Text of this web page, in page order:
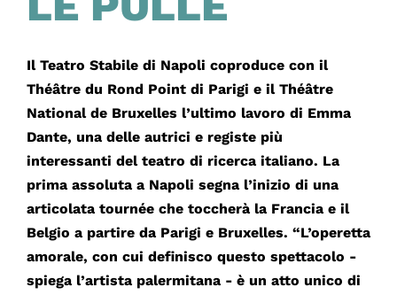
Il Teatro Stabile di Napoli coproduce con il
Théâtre du Rond Point di Parigi e il Théâtre
National de Bruxelles l’ultimo lavoro di Emma
Dante, una delle autrici e registe più
interessanti del teatro di ricerca italiano. La
prima assoluta a Napoli segna l’inizio di una
articolata tournée che toccherà la Francia e il
Belgio a partire da Parigi e Bruxelles. “L’operetta
amorale, con cui definisco questo spettacolo -
spiega l’artista palermitana - è un atto unico di